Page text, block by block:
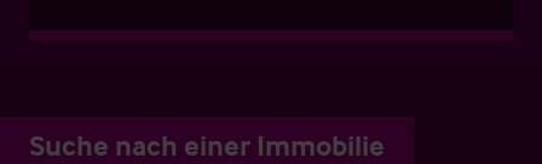
Suche nach einer Immobilie